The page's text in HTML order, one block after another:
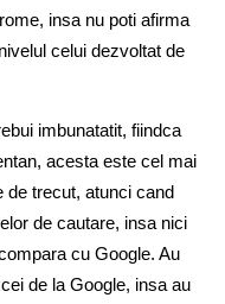
insa nu poti afirma
celui dezvoltat de
imbunatatit, fiindca
acesta este cel mai
de trecut, atunci cand
de cautare, insa nici
cu Google. Au
de la Google, insa au